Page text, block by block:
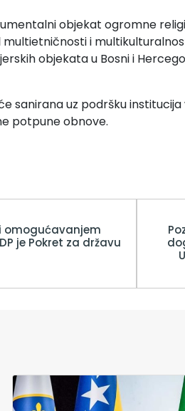
objekat ogromne
i
objekata u Bosni i
sanirana uz podršku
potpune obnove.
omogućavanjem
je Pokret za državu